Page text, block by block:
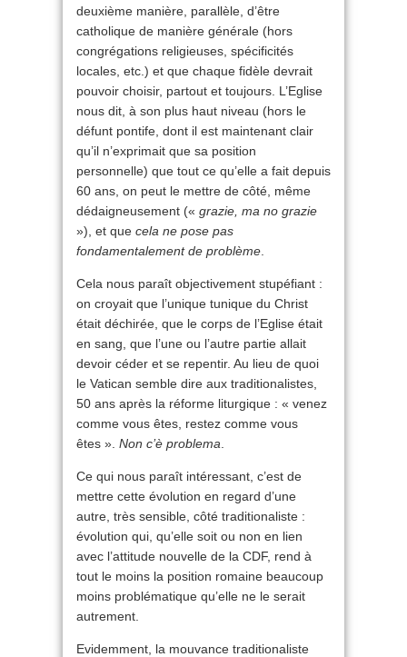
deuxième manière, parallèle, d’être
catholique de manière générale (hors
congrégations religieuses, spécificités
locales, etc.) et que chaque fidèle devrait
pouvoir choisir, partout et toujours. L’Eglise
nous dit, à son plus haut niveau (hors le
défunt pontife, dont il est maintenant clair
qu’il n’exprimait que sa position
personnelle) que tout ce qu’elle a fait depuis
60 ans, on peut le mettre de côté, même
dédaigneusement (« grazie, ma no grazie
»), et que cela ne pose pas
fondamentalement de problème
Cela nous paraît objectivement stupéfiant :
on croyait que l’unique tunique du Christ
était déchirée, que le corps de l’Eglise était
en sang, que l’une ou l’autre partie allait
devoir céder et se repentir. Au lieu de quoi
le Vatican semble dire aux traditionalistes,
50 ans après la réforme liturgique : « venez
comme vous êtes, restez comme vous
êtes ». Non c’è problema
Ce qui nous paraît intéressant, c’est de
mettre cette évolution en regard d’une
autre, très sensible, côté traditionaliste :
évolution qui, qu’elle soit ou non en lien
avec l’attitude nouvelle de la CDF, rend à
tout le moins la position romaine beaucoup
moins problématique qu’elle ne le serait
autrement.
Evidemment, la mouvance traditionaliste